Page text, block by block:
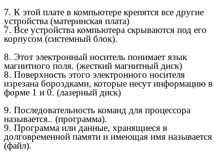
7. К этой плате в компьютере крепятся все другие
устройства (материнская плата)
7. Все устройства компьютера скрываются под его
корпусом (системный блок).
8. Этот электронный носитель понимает язык
магнитного поля. (жесткий магнитный диск)
8. Поверхность этого электронного носителя
изрезана бороздками, которые несут информацию в
форме 1 и 0. (лазерный диск)
9. Последовательность команд для процессора
называется.. (программа).
9. Программа или данные, хранящиеся в
долговременной памяти и имеющая имя называется
(файл).